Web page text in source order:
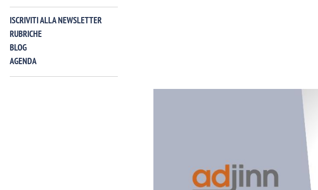
ISCRIVITI ALLA NEWSLETTER
RUBRICHE
BLOG
AGENDA